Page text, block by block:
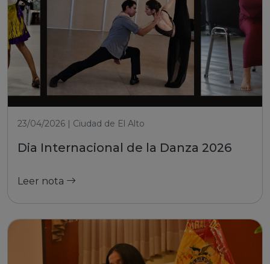
23/04/2026 | Ciudad de El Alto
Dia Internacional de la Danza 2026
Leer nota